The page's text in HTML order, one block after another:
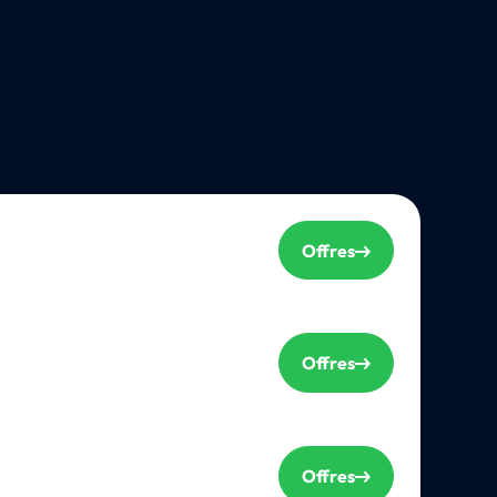
Offres
Offres
Offres